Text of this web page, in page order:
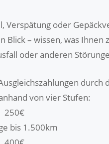
Verspätung oder
Blick – wissen, was Ihnen
oder anderen
von vier Stufen:
250€
bis 1.500km